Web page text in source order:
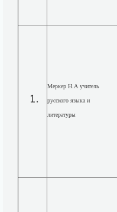
Меркер Н.А учитель
русского языка и
литературы